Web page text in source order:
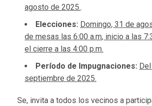
agosto de 2025..
Elecciones: Domingo, 31 de
de mesas las 6:00 a.m, inicio a las
el cierre a las 4:00 p.m.
Período de Impugnaciones:
septiembre de 2025.
Se, invita a todos los vecinos a